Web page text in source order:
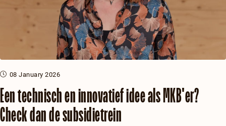
08 January 2026
Een technisch en innovatief idee als MKB'er?
Check dan de subsidietrein